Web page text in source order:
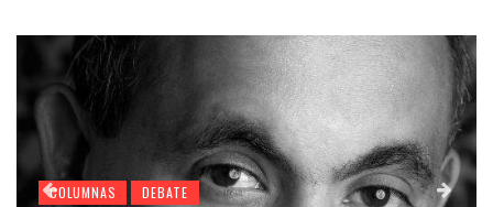
COLUMNAS DEBATE